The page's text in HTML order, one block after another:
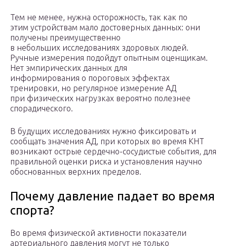
Тем не менее, нужна осторожность, так как по
этим устройствам мало достоверных данных: они
получены преимущественно
в небольших исследованиях здоровых людей.
Ручные измерения подойдут опытным оценщикам.
Нет эмпирических данных для
информирования о пороговых эффектах
тренировки, но регулярное измерение АД
при физических нагрузках вероятно полезнее
спорадического.
В будущих исследованиях нужно фиксировать и
сообщать значения АД, при которых во время КНТ
возникают острые сердечно-сосудистые события, для
правильной оценки риска и установления научно
обоснованных верхних пределов.
Почему давление падает во время
спорта?
Во время физической активности показатели
артериального давления могут не только